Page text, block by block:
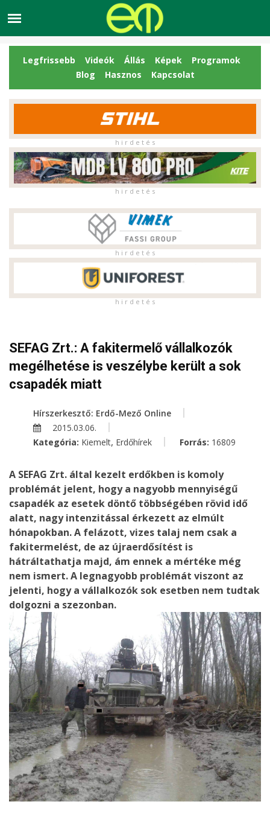
Legfrissebb Videók Állás Képek
Programok
Blog
Hasznos Kapcsolat
h i r d e t é s
h i r d e t é s
h i r d e t é s
h i r d e t é s
SEFAG Zrt.: A fakitermelő vállalkozók
megélhetése is veszélybe került a sok
csapadék miatt
Hírszerkesztő: Erdő-Mező Online
2015.03.06.
Kategória: Kiemelt, Erdőhírek Forrás: 16809
A SEFAG Zrt. által kezelt erdőkben is komoly
problémát jelent, hogy a nagyobb mennyiségű
csapadék az esetek döntő többségében rövid idő
alatt, nagy intenzitással érkezett az elmúlt
hónapokban. A felázott, vizes talaj nem csak a
fakitermelést, de az újraerdősítést is
hátráltathatja majd, ám ennek a mértéke még
nem ismert. A legnagyobb problémát viszont az
jelenti, hogy a vállalkozók sok esetben nem tudtak
dolgozni a szezonban.